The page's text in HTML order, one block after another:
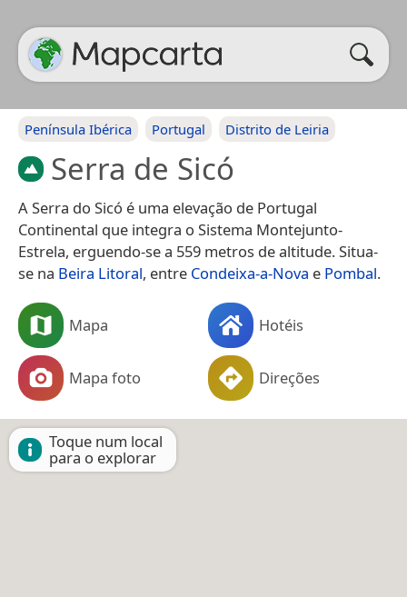
Península Ibérica Portugal Distrito de Leiria
Serra de Sicó
A Serra do Sicó é uma elevação de Portugal
Continental que integra o Sistema Montejunto-
Estrela, erguendo-se a 559 metros de altitude. Situa-
se na Beira Litoral, entre Condeixa-a-Nova e Pombal.
Mapa Hotéis
Mapa foto Direções
Toque num local
para o explorar